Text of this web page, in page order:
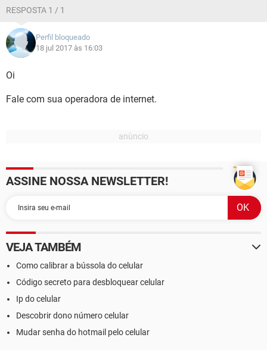
RESPOSTA 1 / 1
Perfil bloqueado
18 jul 2017 às 16:03
Oi
Fale com sua operadora de internet.
ASSINE NOSSA NEWSLETTER!
VEJA TAMBÉM
Como calibrar a bússola do celular
Código secreto para desbloquear celular
Ip do celular
Descobrir dono número celular
Mudar senha do hotmail pelo celular